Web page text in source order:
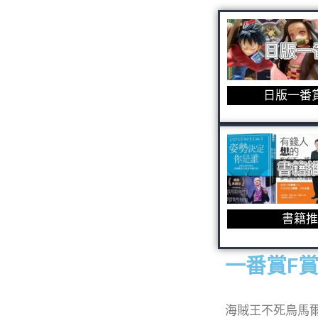
日版一番
書籍
一番賞F
海賊王不死鳥馬